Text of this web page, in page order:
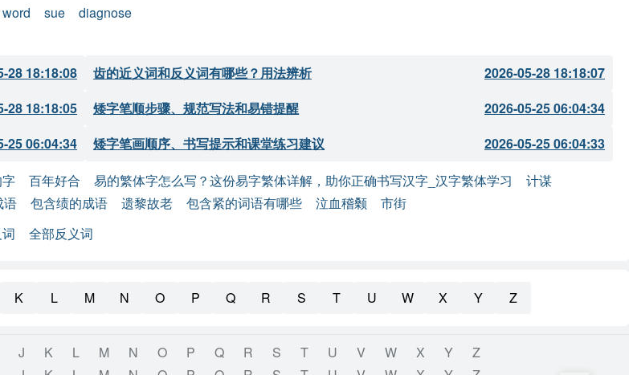
word sue
diagnose
28 18:18:08 齿的近义词和反义词有哪些？用法辨析
2026-05-28 18:18:07
28 18:18:05 矮字笔顺步骤、规范写法和易错提醒
2026-05-25 06:04:34
25 06:04:34 矮字笔画顺序、书写提示和课堂练习建议
2026-05-25 06:04:33
百年好合 易的繁体字怎么写？这份易字繁体详解，助你正确书写汉字_汉字繁体学习
计谋
语 包含绩的成语 遗黎故老 包含紧的词语有哪些 泣血稽颡
市街
全部反义词
K L M N O P Q R S T U W X Y Z
J K L M N O P Q R S T U V W X Y
Z